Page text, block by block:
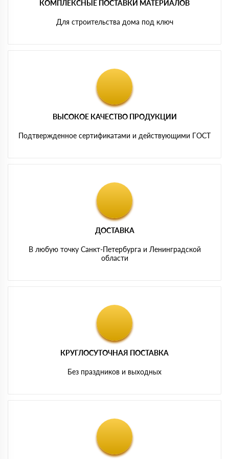
КОМПЛЕКСНЫЕ ПОСТАВКИ МАТЕРИАЛОВ
Для строительства дома под ключ
ВЫСОКОЕ КАЧЕСТВО ПРОДУКЦИИ
Подтвержденное сертификатами и действующими ГОСТ
ДОСТАВКА
В любую точку Санкт-Петербурга и Ленинградской
области
КРУГЛОСУТОЧНАЯ ПОСТАВКА
Без праздников и выходных